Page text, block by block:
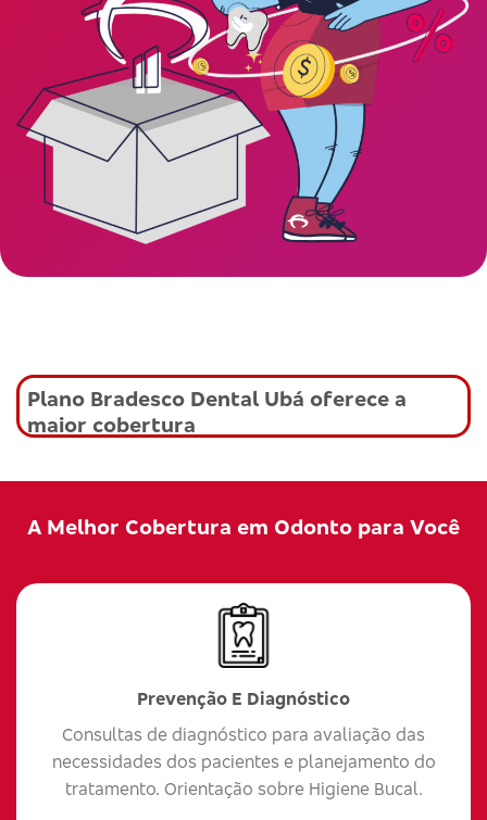
Plano Bradesco Dental Ubá oferece a
maior cobertura
A Melhor Cobertura em Odonto para Você
Prevenção E Diagnóstico
Consultas de diagnóstico para avaliação das
necessidades dos pacientes e planejamento do
tratamento. Orientação sobre Higiene Bucal.